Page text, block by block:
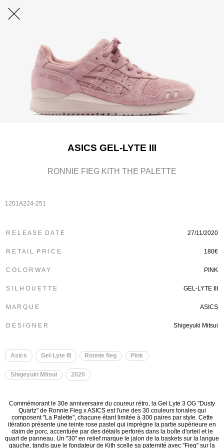
ASICS GEL-LYTE III
RONNIE FIEG KITH THE PALETTE
1201A224-251
R E L E A S E D A T E 27/11/2020
R E T A I L P R I C E 180€
C O L O R W A Y PINK
S I L H O U E T T E GEL-LYTE III
M A R Q U E ASICS
D E S I G N E R Shigeyuki Mitsui
Asics Gel-Lyte III Ronnie fieg Pink
Shigeyuki Mitsui 2020
Commémorant le 30e anniversaire du coureur rétro, la Gel Lyte 3 OG "Dusty
Quartz" de Ronnie Fieg x ASICS est l'une des 30 couleurs tonales qui
composent "La Palette", chacune étant limitée à 300 paires par style. Cette
itération présente une teinte rose pastel qui imprègne la partie supérieure en
daim de porc, accentuée par des détails perforés dans la boîte d'orteil et le
quart de panneau. Un "30" en relief marque le jalon de la baskets sur la langue
gauche, tandis que le fondateur de Kith scelle sa paternité avec "Fieg" sur la